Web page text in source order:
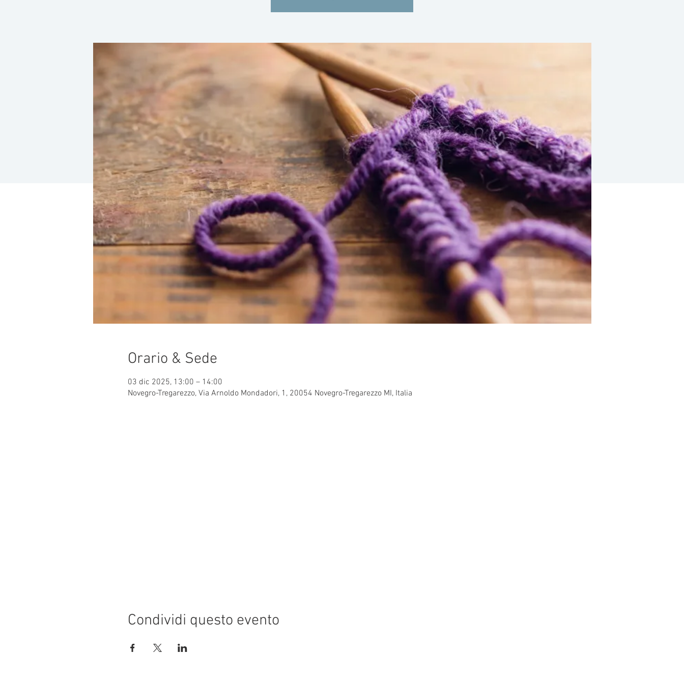
Orario & Sede
03 dic 2025, 13:00 – 14:00
Novegro-Tregarezzo, Via Arnoldo Mondadori, 1, 20054 Novegro-Tregarezzo MI, Italia
Condividi questo evento